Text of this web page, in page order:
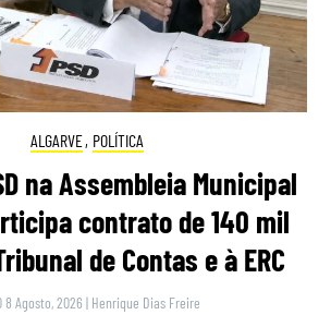
ALGARVE, POLÍTICA
na Assembleia Municipal
contrato de 140 mil
de Contas e à ERC
8 Agosto, 2026 | Henrique Dias Freire